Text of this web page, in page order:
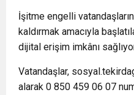
İşitme engelli
kaldırmak amacıyla
dijital erişim imkânı
Vatandaşlar,
alarak 0 850 459 06 07